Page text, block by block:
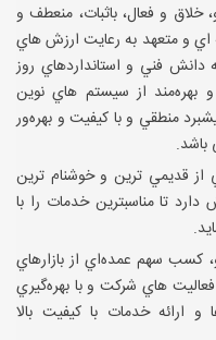
و فعال، باثبات، منعطف و
اي و متعهد به رعايت ارزش هاي
فني و استانداردهاي روز
از سيستم هاي نوين
منطقي و با کيفيت و بهره‌ور
باشد.
قديمي ترين و خوشنام ترين
تا مناسبترين خدمات را با
کسب سهم عمده‌اي از بازارهاي
هاي شرکت و با بهره‌گيري
ارائه خدمات با کيفيت بالا
و مشاوره پروژه تهیه گرید کد
شرکت
پروژه های مهندسی پایه احداث